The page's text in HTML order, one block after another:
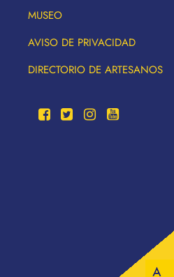
MUSEO
AVISO DE PRIVACIDAD
DIRECTORIO DE ARTESANOS